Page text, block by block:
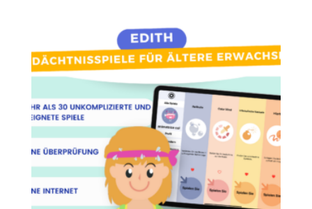
$99.00